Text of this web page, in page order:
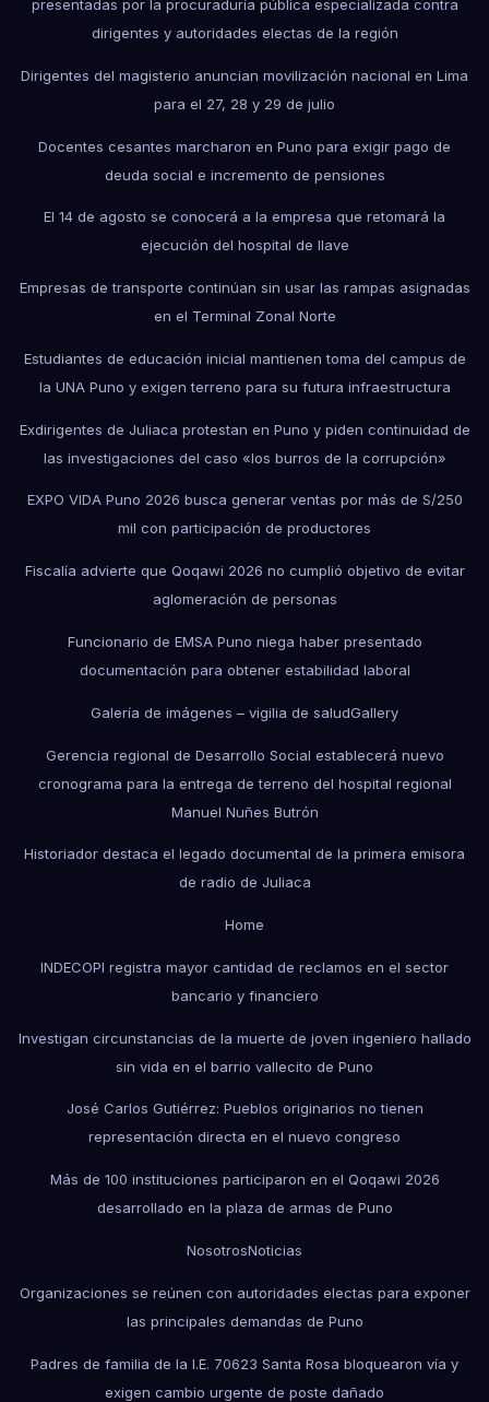
presentadas por la procuraduría pública especializada contra
dirigentes y autoridades electas de la región
Dirigentes del magisterio anuncian movilización nacional en Lima
para el 27, 28 y 29 de julio
Docentes cesantes marcharon en Puno para exigir pago de
deuda social e incremento de pensiones
El 14 de agosto se conocerá a la empresa que retomará la
ejecución del hospital de Ilave
Empresas de transporte continúan sin usar las rampas asignadas
en el Terminal Zonal Norte
Estudiantes de educación inicial mantienen toma del campus de
la UNA Puno y exigen terreno para su futura infraestructura
Exdirigentes de Juliaca protestan en Puno y piden continuidad de
las investigaciones del caso «los burros de la corrupción»
EXPO VIDA Puno 2026 busca generar ventas por más de S/250
mil con participación de productores
Fiscalía advierte que Qoqawi 2026 no cumplió objetivo de evitar
aglomeración de personas
Funcionario de EMSA Puno niega haber presentado
documentación para obtener estabilidad laboral
Galería de imágenes – vigilia de saludGallery
Gerencia regional de Desarrollo Social establecerá nuevo
cronograma para la entrega de terreno del hospital regional
Manuel Nuñes Butrón
Historiador destaca el legado documental de la primera emisora
de radio de Juliaca
Home
INDECOPI registra mayor cantidad de reclamos en el sector
bancario y financiero
Investigan circunstancias de la muerte de joven ingeniero hallado
sin vida en el barrio vallecito de Puno
José Carlos Gutiérrez: Pueblos originarios no tienen
representación directa en el nuevo congreso
Más de 100 instituciones participaron en el Qoqawi 2026
desarrollado en la plaza de armas de Puno
NosotrosNoticias
Organizaciones se reúnen con autoridades electas para exponer
las principales demandas de Puno
Padres de familia de la I.E. 70623 Santa Rosa bloquearon vía y
exigen cambio urgente de poste dañado